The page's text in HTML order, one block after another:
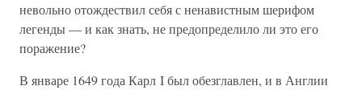
невольно отождествил себя с ненавистным шерифом
легенды — и как знать, не предопределило ли это его
поражение?
В январе 1649 года Карл I был обезглавлен, и в Англии